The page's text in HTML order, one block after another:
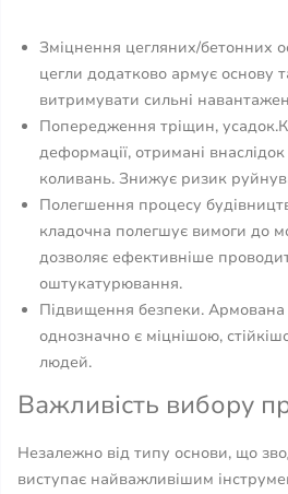
Зміцнення цегляних/бетонних
цегли додатково армує основу
витримувати сильні
Попередження тріщин,
деформації, отримані
коливань. Знижує ризик
Полегшення процесу
кладочна полегшує вимоги до
дозволяє ефективніше
оштукатурювання.
Підвищення безпеки. Армована
однозначно є міцнішою,
людей.
Важливість вибору
Незалежно від типу основи, що
виступає найважливішим